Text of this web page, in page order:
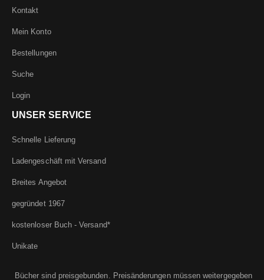
Kontakt
Mein Konto
Bestellungen
Suche
Login
UNSER SERVICE
Schnelle Lieferung
Ladengeschäft mit Versand
Breites Angebot
gegründet 1967
kostenloser Buch - Versand*
Unikate
Bücher sind preisgebunden. Preisänderungen müssen weitergegeben